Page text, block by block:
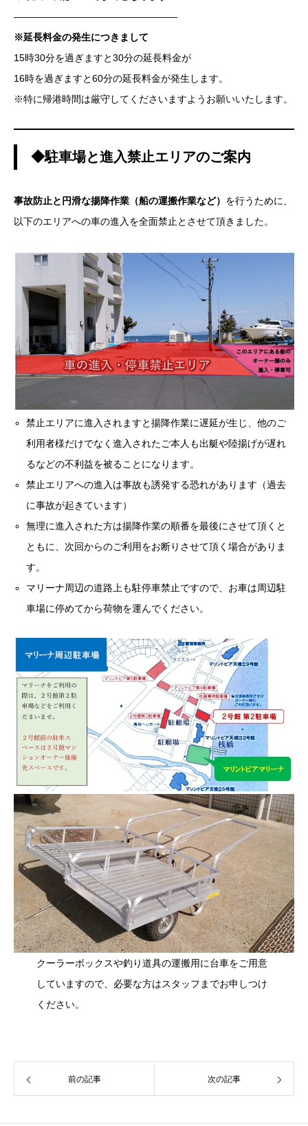
—————————————————
※延長料金の発生につきまして
15時30分を過ぎますと30分の延長料金が
16時を過ぎますと60分の延長料金が発生します。
※特に帰港時間は厳守してくださいますようお願いいたします。
◆駐車場と進入禁止エリアのご案内
事故防止と円滑な揚降作業（船の運搬作業など） を行うために、
以下のエリアへの車の進入を全面禁止とさせて頂きました。
禁止エリアに進入されますと揚降作業に遅延が生じ、他のご
利用者様だけでなく進入されたご本人も出艇や陸揚げが遅れ
るなどの不利益を被ることになります。
禁止エリアへの進入は事故も誘発する恐れがあります（過去
に事故が起きています）
無理に進入された方は揚降作業の順番を最後にさせて頂くと
ともに、次回からのご利用をお断りさせて頂く場合がありま
す。
マリーナ周辺の道路上も駐停車禁止ですので、お車は周辺駐
車場に停めてから荷物を運んでください。
クーラーボックスや釣り道具の運搬用に台車をご用意
していますので、必要な方はスタッフまでお申しつけ
ください。
前の記事 次の記事